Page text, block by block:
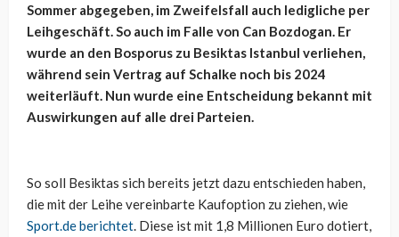
Sommer abgegeben, im Zweifelsfall auch ledigliche per
Leihgeschäft. So auch im Falle von Can Bozdogan. Er
wurde an den Bosporus zu Besiktas Istanbul verliehen,
während sein Vertrag auf Schalke noch bis 2024
weiterläuft. Nun wurde eine Entscheidung bekannt mit
Auswirkungen auf alle drei Parteien.
So soll Besiktas sich bereits jetzt dazu entschieden haben,
die mit der Leihe vereinbarte Kaufoption zu ziehen, wie
Sport.de berichtet. Diese ist mit 1,8 Millionen Euro dotiert,